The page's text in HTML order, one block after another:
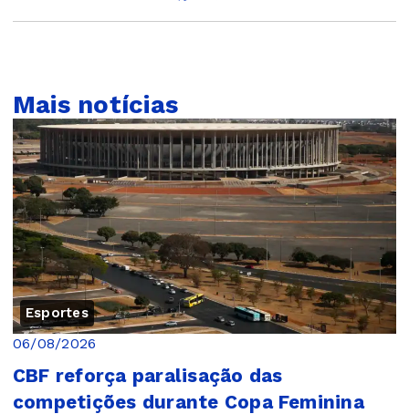
Mais notícias
Esportes
06/08/2026
CBF reforça paralisação das
competições durante Copa Feminina